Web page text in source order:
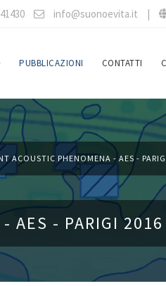
info@suonoevita.it |
PUBBLICAZIONI CONTATTI
- AES - PARIGI 2016
ACOUSTIC PHENOMENA - AES -